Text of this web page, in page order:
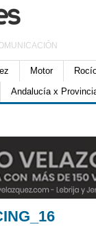
Motor
Andalucía x